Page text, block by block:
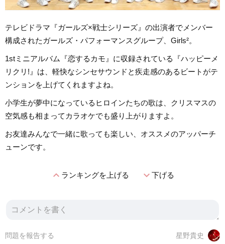
テレビドラマ『ガールズ×戦士シリーズ』の出演者でメンバー
構成されたガールズ・パフォーマンスグループ、Girls²。
1stミニアルバム『恋するカモ』に収録されている『ハッピーメ
リクリ!』は、軽快なシンセサウンドと疾走感のあるビートがテ
ンションを上げてくれますよね。
小学生が夢中になっているヒロインたちの歌は、クリスマスの
空気感も相まってカラオケでも盛り上がりますよ。
お友達みんなで一緒に歌っても楽しい、オススメのアッパーチ
ューンです。
expand_lessランキングを上げる expand_more下げる
星野貴史
問題を報告する